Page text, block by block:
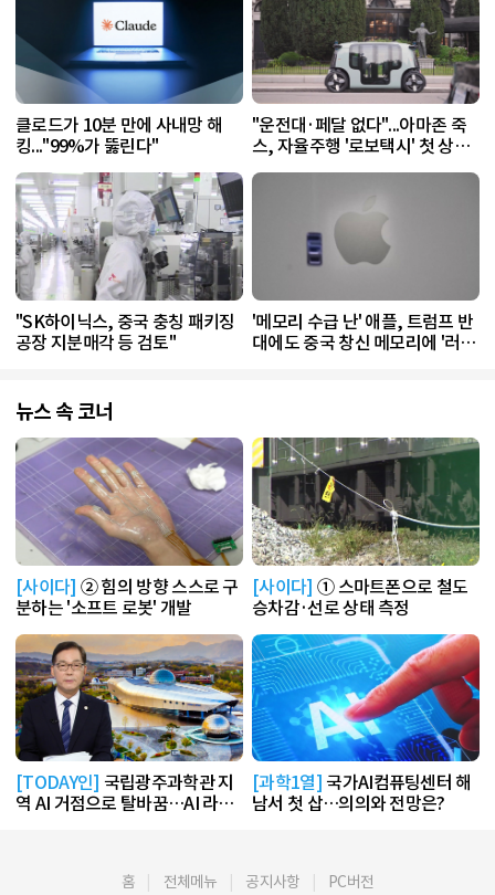
클로드가 10분 만에 사내망 해
킹..."99%가 뚫린다"
"운전대·페달 없다"...아마존 죽
스, 자율주행 '로보택시' 첫 상용
화 승인
"SK하이닉스, 중국 충칭 패키징
공장 지분매각 등 검토"
'메모리 수급 난' 애플, 트럼프 반
대에도 중국 창신 메모리에 '러브
뉴스 속 코너
[사이다] ② 힘의 방향 스스로 구
분하는 '소프트 로봇' 개발
[사이다] ① 스마트폰으로 철도
승차감·선로 상태 측정
[TODAY인] 국립광주과학관 지
역 AI 거점으로 탈바꿈…AI 라운
[과학1열] 국가AI컴퓨팅센터 해
남서 첫 삽…의의와 전망은?
홈 전체메뉴 공지사항 PC버전